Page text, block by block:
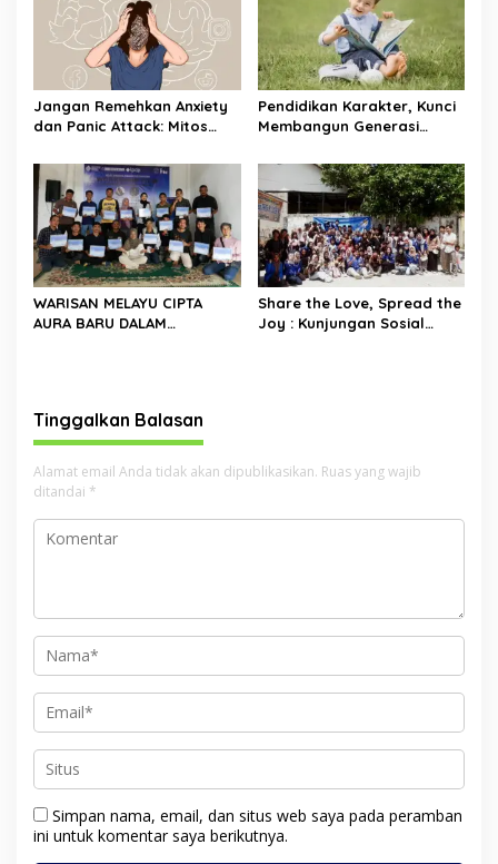
Jangan Remehkan Anxiety
dan Panic Attack: Mitos
Dihancurkan!
Pendidikan Karakter, Kunci
Membangun Generasi
WARISAN MELAYU CIPTA
AURA BARU DALAM
Share the Love, Spread the
Joy : Kunjungan Sosial
Tinggalkan Balasan
Alamat email Anda tidak akan dipublikasikan. Ruas yang wajib
ditandai *
Simpan nama, email, dan situs web saya pada peramban
ini untuk komentar saya berikutnya.